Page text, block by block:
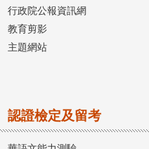
行政院公報資訊網
教育剪影
主題網站
認證檢定及留考